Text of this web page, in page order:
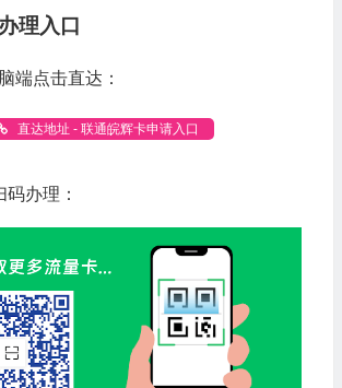
理入口
端点击直达：
直达地址 - 联通皖辉卡申请入口
办理：